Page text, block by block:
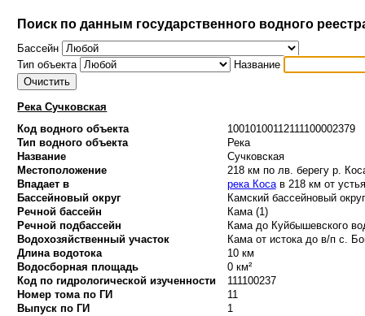
Поиск по данным государственного водного
Бассейн
Тип объекта
Название
Река Сучковская
Код водного объекта
10010100112111100002379
Тип водного объекта
Река
Название
Сучковская
Местоположение
218 км по лв. берегу р.
Впадает в
река Косав 218 км от устья
Бассейновый округ
Камский бассейновый
Речной бассейн
Кама (1)
Речной подбассейн
Кама до Куйбышевского
Водохозяйственный участок
Кама от истока до в/п с.
Длина водотока
10 км
Водосборная площадь
0 км²
Код по гидрологической изученности
111100237
Номер тома по ГИ
11
Выпуск по ГИ
1